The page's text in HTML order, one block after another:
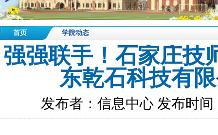
首页 学院动态
强强联手！石家庄技
东乾石科技有
发布者：信息中心 发布时间